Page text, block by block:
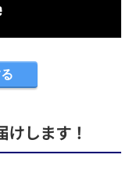
る
します！